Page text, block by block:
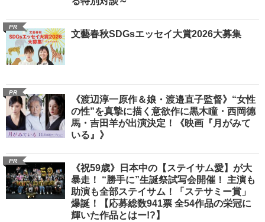
PR
文藝春秋SDGsエッセイ大賞2026大募集
PR
《渡辺淳一原作＆娘・渡邉直子監督》“女性
の性”を真摯に描く意欲作に黒木瞳・西岡德
馬・吉田羊が出演決定！《映画『月がみて
いる』》
PR
《祝59歳》日本中の【ステイサム愛】が大
暴走！ “勝手に”生誕祭試写会開催！ 主演も
助演も全部ステイサム！「ステサミー賞」
爆誕！【応募総数941票 全54作品の栄冠に
輝いた作品とはー!?】